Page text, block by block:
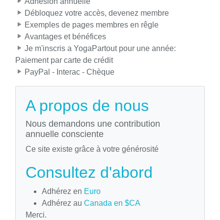
Débloquez votre accès, devenez membre
Exemples de pages membres en rêgle
Avantages et bénéfices
Je m'inscris a YogaPartout pour une année:
Paiement par carte de crédit
PayPal - Interac - Chèque
A propos de nous
Nous demandons une contribution
annuelle consciente
Ce site existe grâce à votre générosité
Consultez d'abord
Adhérez en Euro
Adhérez au Canada en $CA
Merci.